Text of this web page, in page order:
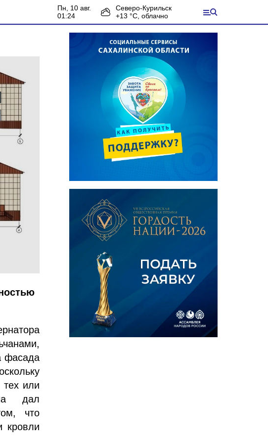
пн, 10 авг.
01:24
Северо-Курильск
+13 °С, облачно
фасада
или
дал
что
кровли